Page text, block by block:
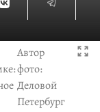
Автор
фото:
Деловой
Петербург